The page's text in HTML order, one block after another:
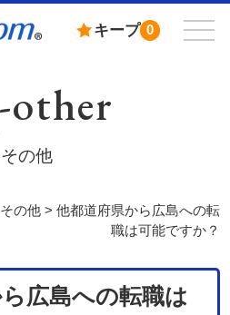
キープ 0
other
その他
その他> 他都道府県から広島への転
職は可能ですか？
広島への転職は